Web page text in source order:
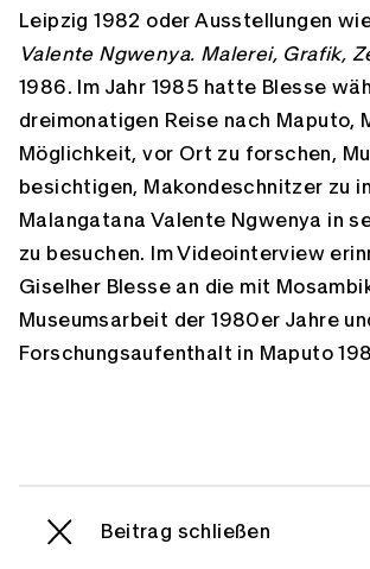
Leipzig 1982 oder Ausstellungen
Valente Ngwenya. Malerei, Grafik,
1986. Im Jahr 1985 hatte Blesse
dreimonatigen Reise nach Maputo,
Möglichkeit, vor Ort zu forschen,
besichtigen, Makondeschnitzer zu
Malangatana Valente Ngwenya in
zu besuchen. Im Videointerview
Giselher Blesse an die mit
Museumsarbeit der 1980er Jahre
Forschungsaufenthalt in Maputo
Beitrag schließen